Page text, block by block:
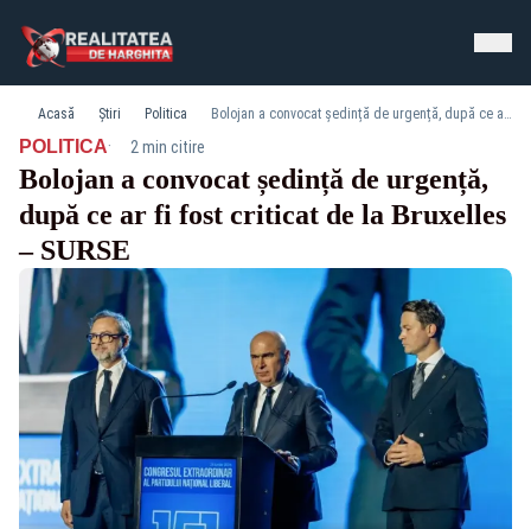
Acasă Știri Politica Bolojan a convocat ședință de urgență, după ce ar fi fost criticat de la Bruxelles – SURSE
POLITICA· 2 min citire
Bolojan a convocat ședință de urgență,
după ce ar fi fost criticat de la Bruxelles
– SURSE